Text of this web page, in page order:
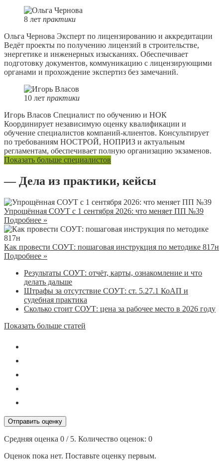
8 лет практики
Ольга Чернова Эксперт по лицензированию и аккредитации
Ведёт проекты по получению лицензий в строительстве,
энергетике и инженерных изысканиях. Обеспечивает
подготовку документов, коммуникацию с лицензирующими
органами и прохождение экспертиз без замечаний.
10 лет практики
Игорь Власов Специалист по обучению и НОК
Координирует независимую оценку квалификации и
обучение специалистов компаний-клиентов. Консультирует
по требованиям НОСТРОЙ, НОПРИЗ и актуальным
регламентам, обеспечивает полную организацию экзаменов.
Показать больше специалистов
— Дела из практики, кейсы
Упрощённая СОУТ с 1 сентября 2026: что меняет ПП №39
Подробнее »
Как провести СОУТ: пошаговая инструкция по методике 817н
Подробнее »
Результаты СОУТ: отчёт, карты, ознакомление и что
делать дальше
Штрафы за отсутствие СОУТ: ст. 5.27.1 КоАП и
судебная практика
Сколько стоит СОУТ: цена за рабочее место в 2026 году
Показать больше статей
Отправить оценку
Средняя оценка 0 / 5. Количество оценок: 0
Оценок пока нет. Поставьте оценку первым.